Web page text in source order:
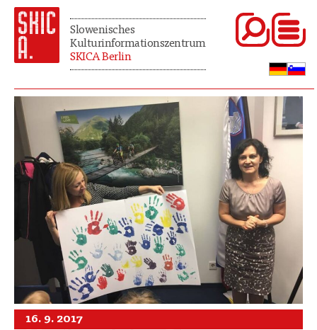
Slowenisches
Kulturinformationszentrum
SKICA Berlin
16. 9. 2017